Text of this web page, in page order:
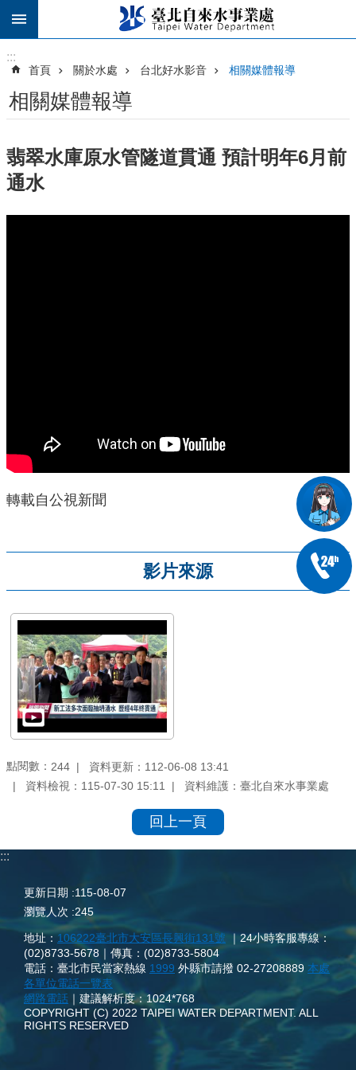
跳到主要內容區塊
:::
首頁 關於水處 台北好水影音 相關媒體報導
相關媒體報導
翡翠水庫原水管隧道貫通 預計明年6月前
通水
轉載自公視新聞
影片來源
點閱數： 244
資料更新：112-06-08 13:41
資料檢視：115-07-30 15:11
資料維護：臺北自來水事業處
回上一頁
:::
更新日期
115-08-07
瀏覽人次
245
地址： 106222臺北市大安區長興街131號 ｜24小時客服專線：
(02)8733-5678｜傳真：(02)8733-5804
電話：臺北市民當家熱線 1999 外縣市請撥 02-27208889 本處
各單位電話一覽表
網路電話 ｜建議解析度：1024*768
COPYRIGHT (C) 2022 TAIPEI WATER DEPARTMENT. ALL
RIGHTS RESERVED